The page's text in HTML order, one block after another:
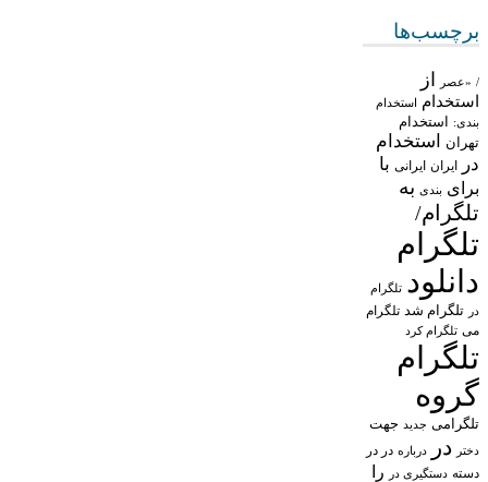
برچسب‌ها
/ «عصر از
استخدام استخدام
بندی: استخدام
تهران
استخدام
در
ایران ایرانی با
برای بندی به
تلگرام/
تلگرام
دانلود تلگرام
در تلگرام شد تلگرام
می تلگرام کرد
تلگرام
گروه
تلگرامی جدید جهت
دختر در درباره در در
دسته دستگیری در را